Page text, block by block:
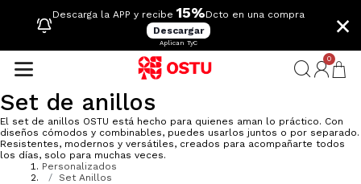
Descarga la APP y recibe 15%Dcto en una compra
Descargar
Aplican TyC
×
0
Set de anillos
El set de anillos OSTU está hecho para quienes aman lo práctico. Con
diseños cómodos y combinables, puedes usarlos juntos o por separado.
Resistentes, modernos y versátiles, creados para acompañarte todos
los días, solo para muchas veces.
Personalizados
Set Anillos